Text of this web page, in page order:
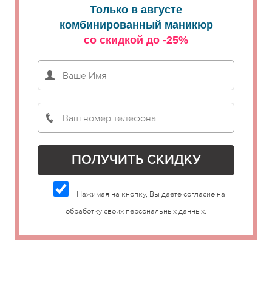
Только в августе
комбинированный маникюр
со скидкой до -25%
Нажимая на кнопку, Вы даете согласие на
обработку своих персональных данных.